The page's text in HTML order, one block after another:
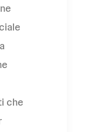
che